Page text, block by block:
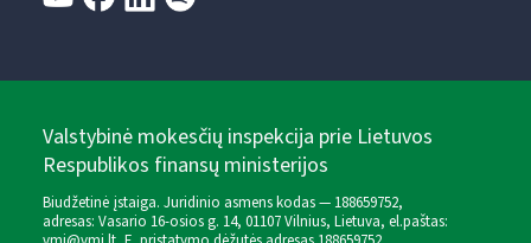
Valstybinė mokesčių inspekcija prie Lietuvos
Respublikos finansų ministerijos
Biudžetinė įstaiga. Juridinio asmens kodas — 188659752,
adresas: Vasario 16-osios g. 14, 01107 Vilnius, Lietuva, el.paštas: